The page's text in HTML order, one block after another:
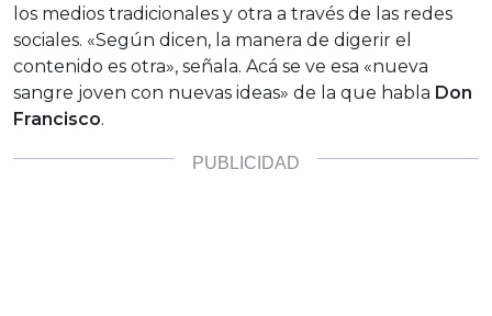
los medios tradicionales y otra a través de las redes
sociales. «Según dicen, la manera de digerir el
contenido es otra», señala. Acá se ve esa «nueva
sangre joven con nuevas ideas» de la que habla Don
Francisco.